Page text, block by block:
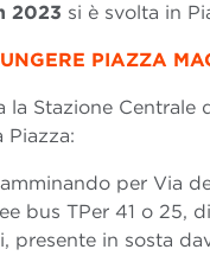
2023 si è svolta in
PIAZZA
la Stazione
Piazza:
per Via
bus TPer 41 o 25,
presente in sosta